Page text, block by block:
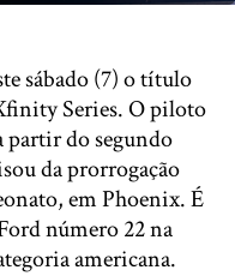
sábado (7) o título
Series. O piloto
partir do segundo
da prorrogação
em Phoenix. É
número 22 na
americana.